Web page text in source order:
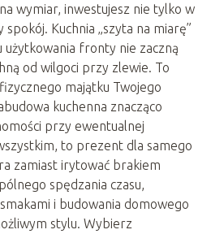
wymiar, inwestujesz nie tylko w
Kuchnia „szyta na miarę”
użytkowania fronty nie zaczną
od wilgoci przy zlewie. To
majątku Twojego
kuchenna znacząco
przy ewentualnej
to prezent dla samego
zamiast irytować brakiem
spędzania czasu,
i budowania domowego
stylu. Wybierz